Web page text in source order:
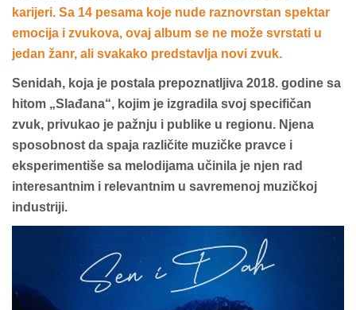
karijeri. Sa 14 pesama koje nude raznovrstan spektar
emocija i zvukova, ovaj album se ne može svrstati u
jedan žanr, ali svakako predstavlja novi zvuk.
Senidah, koja je postala prepoznatljiva 2018. godine sa
hitom „Slađana“, kojim je izgradila svoj specifičan
zvuk, privukao je pažnju i publike u regionu. Njena
sposobnost da spaja različite muzičke pravce i
eksperimentiše sa melodijama učinila je njen rad
interesantnim i relevantnim u savremenoj muzičkoj
industriji.